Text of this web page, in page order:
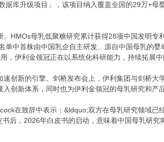
库升级项目」，该项目纳入覆盖全国的29万+
HMOs母乳低聚糖研究累计获得28项中国发明
中首株由中国乳企自主研发、源自中国母乳的
，伊利金领冠正在以系统化科研能力，持续拓展
创新的引擎。剑桥发布会上，伊利集团与剑桥大
创新体系，同时也为伊利金领冠的母乳研究和产
在致辞中表示：&ldquo;双方在母乳研究领域已
后，2026年白皮书的启动，意味着中国母乳研究